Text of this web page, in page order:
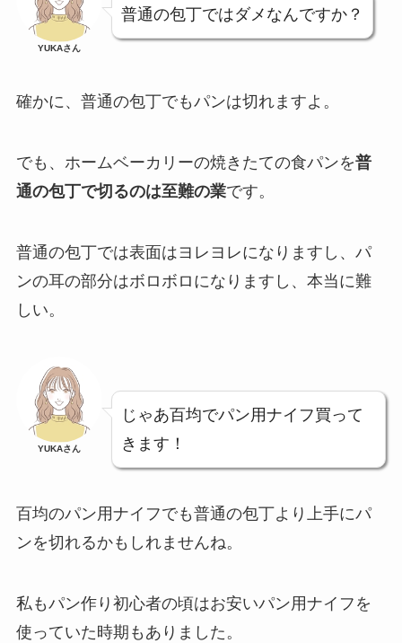
YUKAさん
普通の包丁ではダメなんですか？
確かに、普通の包丁でもパンは切れますよ。
でも、ホームベーカリーの焼きたての食パンを普
通の包丁で切るのは至難の業です。
普通の包丁では表面はヨレヨレになりますし、パ
ンの耳の部分はボロボロになりますし、本当に難
しい。
YUKAさん
じゃあ百均でパン用ナイフ買って
きます！
百均のパン用ナイフでも普通の包丁より上手にパ
ンを切れるかもしれませんね。
私もパン作り初心者の頃はお安いパン用ナイフを
使っていた時期もありました。